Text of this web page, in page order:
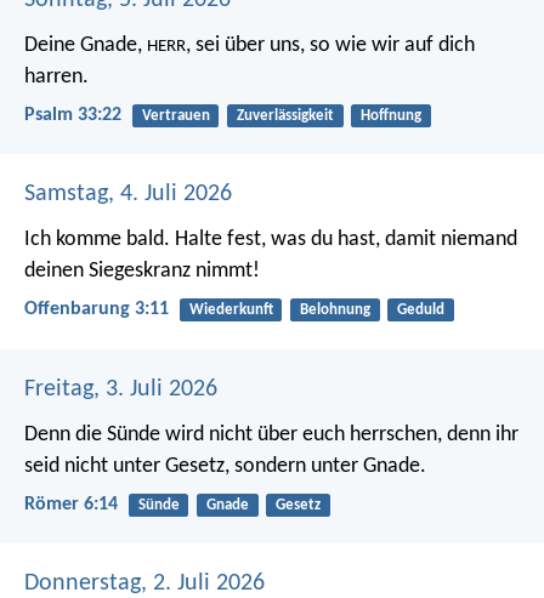
Deine Gnade, HERR, sei über uns, so wie wir auf dich
harren.
Psalm 33:22 Vertrauen Zuverlässigkeit Hoffnung
Samstag, 4. Juli 2026
Ich komme bald. Halte fest, was du hast, damit niemand
deinen Siegeskranz nimmt!
Offenbarung 3:11 Wiederkunft Belohnung Geduld
Freitag, 3. Juli 2026
Denn die Sünde wird nicht über euch herrschen, denn ihr
seid nicht unter Gesetz, sondern unter Gnade.
Römer 6:14 Sünde Gnade Gesetz
Donnerstag, 2. Juli 2026